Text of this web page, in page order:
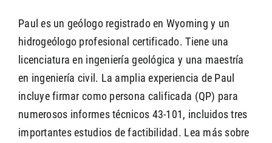
Paul es un geólogo registrado en Wyoming y un
hidrogeólogo profesional certificado. Tiene una
licenciatura en ingeniería geológica y una maestría
en ingeniería civil. La amplia experiencia de Paul
incluye firmar como persona calificada (QP) para
numerosos informes técnicos 43-101, incluidos tres
importantes estudios de factibilidad. Lea más sobre